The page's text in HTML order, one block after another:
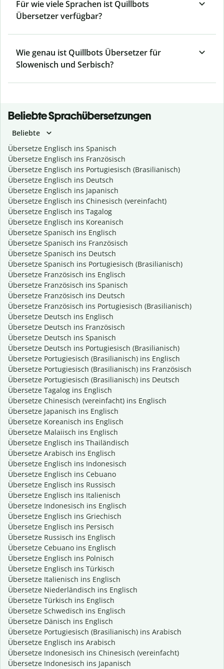
Für wie viele Sprachen ist Quillbots
Übersetzer verfügbar?
Wie genau ist Quillbots Übersetzer für
Slowenisch und Serbisch?
Beliebte Sprachübersetzungen
Beliebte
Übersetze Englisch ins Spanisch
Übersetze Englisch ins Französisch
Übersetze Englisch ins Portugiesisch (Brasilianisch)
Übersetze Englisch ins Deutsch
Übersetze Englisch ins Japanisch
Übersetze Englisch ins Chinesisch (vereinfacht)
Übersetze Englisch ins Tagalog
Übersetze Englisch ins Koreanisch
Übersetze Spanisch ins Englisch
Übersetze Spanisch ins Französisch
Übersetze Spanisch ins Deutsch
Übersetze Spanisch ins Portugiesisch (Brasilianisch)
Übersetze Französisch ins Englisch
Übersetze Französisch ins Spanisch
Übersetze Französisch ins Deutsch
Übersetze Französisch ins Portugiesisch (Brasilianisch)
Übersetze Deutsch ins Englisch
Übersetze Deutsch ins Französisch
Übersetze Deutsch ins Spanisch
Übersetze Deutsch ins Portugiesisch (Brasilianisch)
Übersetze Portugiesisch (Brasilianisch) ins Englisch
Übersetze Portugiesisch (Brasilianisch) ins Französisch
Übersetze Portugiesisch (Brasilianisch) ins Deutsch
Übersetze Tagalog ins Englisch
Übersetze Chinesisch (vereinfacht) ins Englisch
Übersetze Japanisch ins Englisch
Übersetze Koreanisch ins Englisch
Übersetze Malaiisch ins Englisch
Übersetze Englisch ins Thailändisch
Übersetze Arabisch ins Englisch
Übersetze Englisch ins Indonesisch
Übersetze Englisch ins Cebuano
Übersetze Englisch ins Russisch
Übersetze Englisch ins Italienisch
Übersetze Indonesisch ins Englisch
Übersetze Englisch ins Griechisch
Übersetze Englisch ins Persisch
Übersetze Russisch ins Englisch
Übersetze Cebuano ins Englisch
Übersetze Englisch ins Polnisch
Übersetze Englisch ins Türkisch
Übersetze Italienisch ins Englisch
Übersetze Niederländisch ins Englisch
Übersetze Türkisch ins Englisch
Übersetze Schwedisch ins Englisch
Übersetze Dänisch ins Englisch
Übersetze Portugiesisch (Brasilianisch) ins Arabisch
Übersetze Englisch ins Arabisch
Übersetze Indonesisch ins Chinesisch (vereinfacht)
Übersetze Indonesisch ins Japanisch